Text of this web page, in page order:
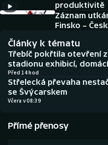
Baseball a softbal
Basketbal
Biatlon
Boby a skeleton
Soutěže
Historické návraty
Aplikace ČT sport
AZ kvíz
produktivitě
Záznam
Finsko –
Články k tématu
Třebíč pokřtila otevření
stadionu exhibicí,
Před 14 hod
Střelecká převaha
se Švýcarskem
Včera v 08:39
Přímé přenosy